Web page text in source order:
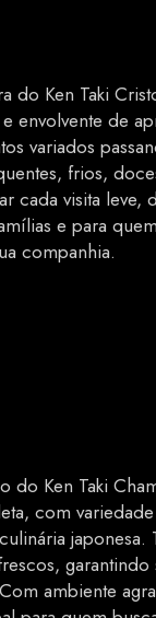
do Ken Taki
envolvente de
variados
frios,
cada visita leve,
e para
companhia.
do Ken Taki
com
japonesa.
ambiente